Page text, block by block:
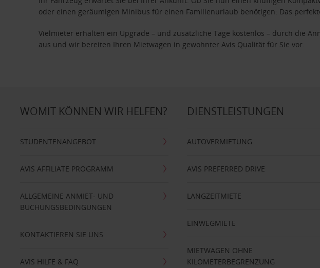
oder einen geräumigen Minibus für einen Familienurlaub benötigen: Das
Vielmieter erhalten ein Upgrade – und zusätzliche Tage kostenlos – durch die
aus und wir bereiten Ihren Mietwagen in gewohnter Avis Qualität für Sie vor.
WOMIT KÖNNEN WIR HELFEN?
STUDENTENANGEBOT
AVIS AFFILIATE PROGRAMM
ALLGEMEINE ANMIET- UND
BUCHUNGSBEDINGUNGEN
KONTAKTIEREN SIE UNS
AVIS HILFE & FAQ
DIENSTLEISTUNGEN
AUTOVERMIETUNG
AVIS PREFERRED DRIVE
LANGZEITMIETE
EINWEGMIETE
MIETWAGEN OHNE
KILOMETERBEGRENZUNG